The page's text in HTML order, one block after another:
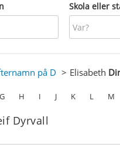
Skola eller
på D Elisabeth
G H I J K L M
Dyrvall